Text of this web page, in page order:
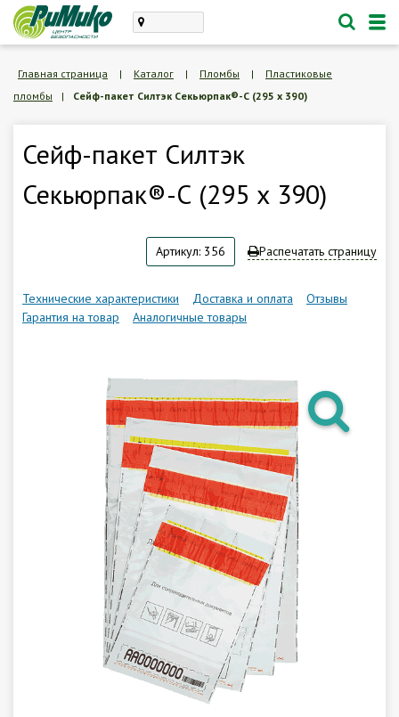
Каталог
Личный кабинет
Корзина /Пустая
8 (846) 300-47-62
Заказать обратный звонок
Доставка и оплата
Гарантия
Как купить
Программное обеспечение LogTag
Монтаж оборудования
Новости
Контакты
Главная страница | Каталог | Пломбы |
Пластиковые
пломбы
| Сейф-пакет Силтэк Секьюрпак®-С (295 х 390)
Сейф-пакет Силтэк
Секьюрпак®-С (295 х 390)
Артикул: 356 Распечатать страницу
Технические характеристики Доставка и оплата
Отзывы
Гарантия на товар
Аналогичные товары